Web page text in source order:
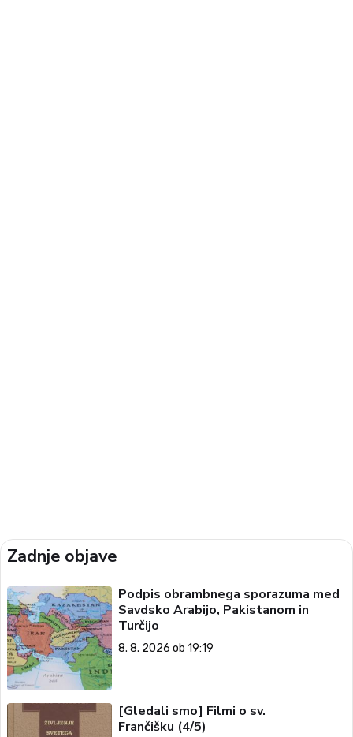
Zadnje objave
Podpis obrambnega sporazuma med
Savdsko Arabijo, Pakistanom in
Turčijo
8. 8. 2026 ob 19:19
[Gledali smo] Filmi o sv.
Frančišku (4/5)